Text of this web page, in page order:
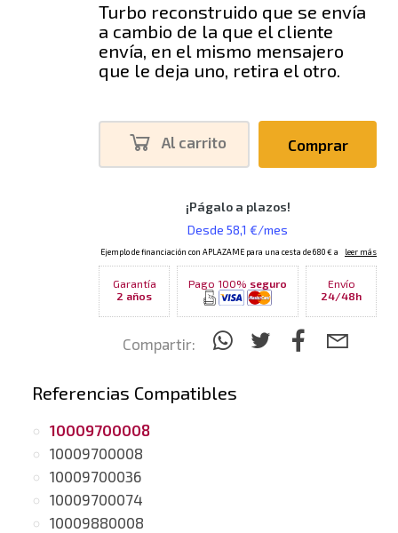
Turbo reconstruido que se envía
a cambio de la que el cliente
envía, en el mismo mensajero
que le deja uno, retira el otro.
Al carrito Comprar
Garantía
2 años
Pago 100% seguro
Envío
24/48h
Compartir:
Referencias Compatibles
10009700008
10009700008
10009700036
10009700074
10009880008